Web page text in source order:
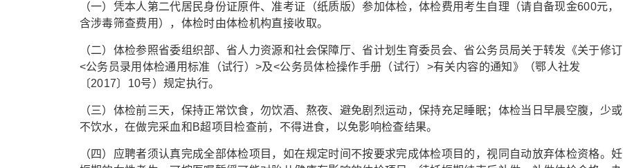
（一）凭本人第二代居民身份证原件、准考证（纸质版）参加体检，体检费用考生自理（请自备现金600元，
含涉毒筛查费用），体检时由体检机构直接收取。
（二）体检参照省委组织部、省人力资源和社会保障厅、省计划生育委员会、省公务员局关于转发《关于修订
<公务员录用体检通用标准（试行）>及<公务员体检操作手册（试行）>有关内容的通知》（鄂人社发
〔2017〕10号）规定执行。
（三）体检前三天，保持正常饮食，勿饮酒、熬夜、避免剧烈运动，保持充足睡眠；体检当日早晨空腹，少或
不饮水，在做完采血和B超项目检查前，不得进食，以免影响检查结果。
（四）应聘者须认真完成全部体检项目，如在规定时间不按要求完成体检项目的，视同自动放弃体检资格。妊